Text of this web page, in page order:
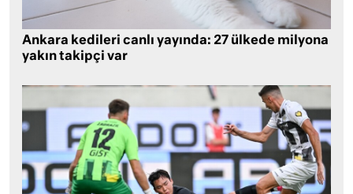
Ankara kedileri canlı yayında: 27 ülkede milyona
yakın takipçi var